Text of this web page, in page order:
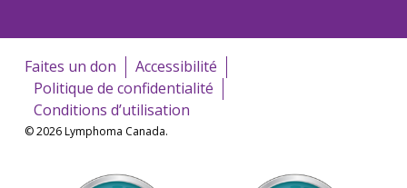
Faites un don
Accessibilité
Politique de confidentialité
Conditions d’utilisation
© 2026 Lymphoma Canada.